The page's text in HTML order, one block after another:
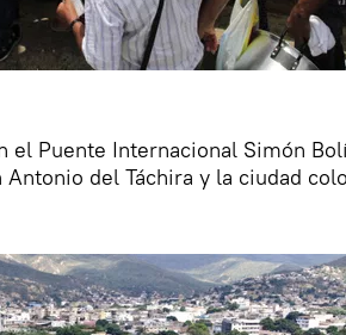
el Puente Internacional Simón
del Táchira y la ciudad